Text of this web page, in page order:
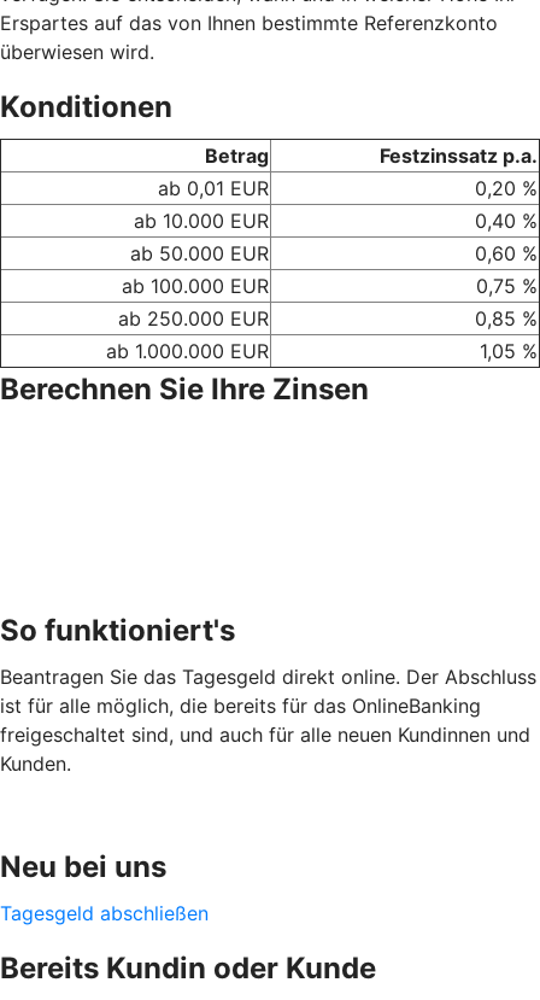
Erspartes auf das von Ihnen bestimmte Referenzkonto
überwiesen wird.
Konditionen
Betrag
Festzinssatz p.a.
ab 0,01 EUR
0,20 %
ab 10.000 EUR
0,40 %
ab 50.000 EUR
0,60 %
ab 100.000 EUR
0,75 %
ab 250.000 EUR
0,85 %
ab 1.000.000 EUR
1,05 %
Berechnen Sie Ihre Zinsen
So funktioniert's
Beantragen Sie das Tagesgeld direkt online. Der Abschluss
ist für alle möglich, die bereits für das OnlineBanking
freigeschaltet sind, und auch für alle neuen Kundinnen und
Kunden.
Neu bei uns
Tagesgeld abschließen
Bereits Kundin oder Kunde